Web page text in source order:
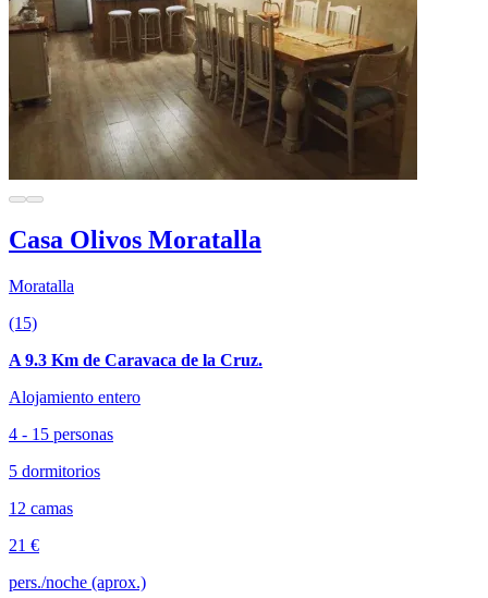
Casa Olivos Moratalla
Moratalla
(15)
A 9.3 Km de Caravaca de la Cruz.
Alojamiento entero
4 - 15 personas
5 dormitorios
12 camas
21 €
pers./noche (aprox.)